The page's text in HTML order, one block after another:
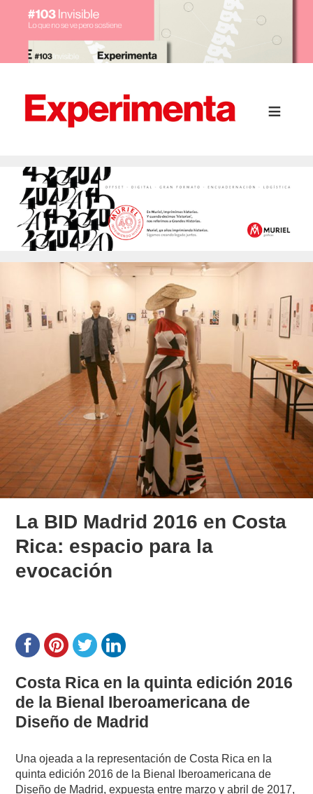
La BID Madrid 2016 en Costa
Rica: espacio para la
evocación
Costa Rica en la quinta edición 2016
de la Bienal Iberoamericana de
Diseño de Madrid
Una ojeada a la representación de Costa Rica en la
quinta edición 2016 de la Bienal Iberoamericana de
Diseño de Madrid, expuesta entre marzo y abril de 2017,